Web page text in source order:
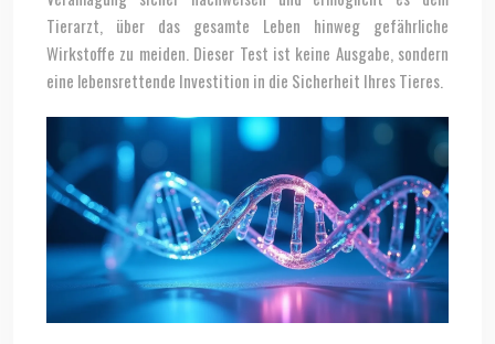
Tierarzt, über das gesamte Leben hinweg gefährliche
Wirkstoffe zu meiden. Dieser Test ist keine Ausgabe, sondern
eine lebensrettende Investition in die Sicherheit Ihres Tieres.